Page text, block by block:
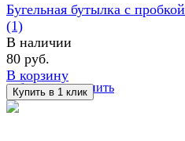
избранное сравнить
Бугельная бутылка с пробкой
(1)
В наличии
80 руб.
В корзину